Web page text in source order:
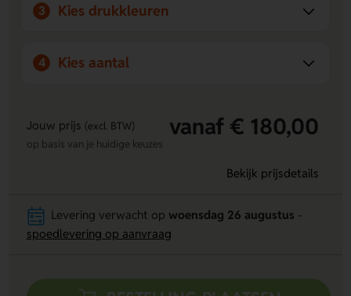
Doordat er op drie zijdes bedrukt kan worden, geniet je met
3 Kies drukkleuren
4 Kies aantal
Jouw prijs (excl. BTW) vanaf € 180,00
op basis van je huidige keuzes
Bekijk prijsdetails
Levering verwacht op woensdag 26 augustus
spoedlevering op aanvraag